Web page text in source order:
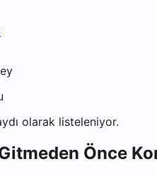
olarak listeleniyor.
Önce